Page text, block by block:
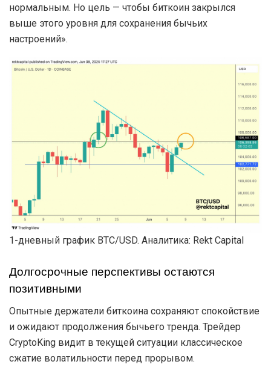
нормальным. Но цель — чтобы биткоин закрылся
выше этого уровня для сохранения бычьих
настроений».
1-дневный график BTC/USD. Аналитика: Rekt Capital
Долгосрочные перспективы остаются
позитивными
Опытные держатели биткоина сохраняют спокойствие
и ожидают продолжения бычьего тренда. Трейдер
CryptoKing видит в текущей ситуации классическое
сжатие волатильности перед прорывом.